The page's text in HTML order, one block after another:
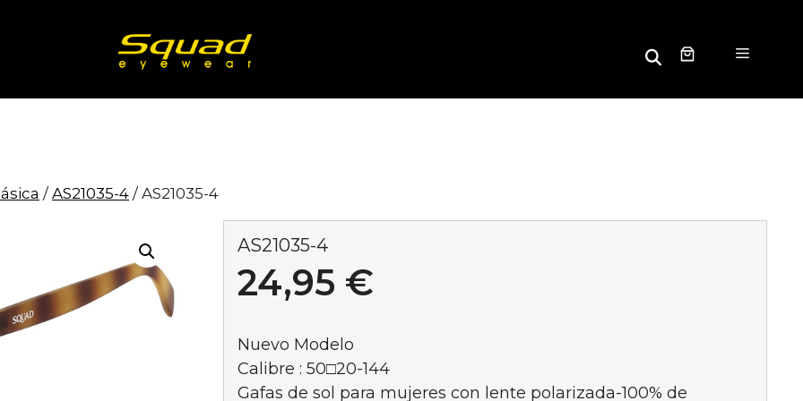
Menú
B
s
/ AS21035-4 / AS21035-4
AS21035-4
24,95 €
Nuevo Modelo
Calibre : 50□20-144
Gafas de sol para mujeres con lente polarizada-100% de